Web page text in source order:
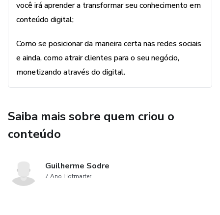
você irá aprender a transformar seu conhecimento em
conteúdo digital;
Como se posicionar da maneira certa nas redes sociais
e ainda, como atrair clientes para o seu negócio,
monetizando através do digital.
Saiba mais sobre quem criou o
conteúdo
Guilherme Sodre
7 Ano Hotmarter